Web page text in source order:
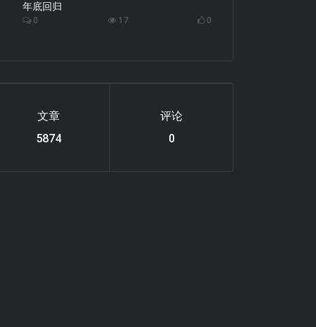
年底回归
0 17 0
文章
6119
评论
0